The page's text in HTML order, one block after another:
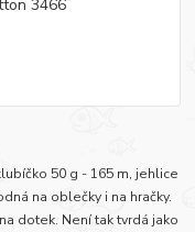
50 g - 165 m, jehlice
na oblečky i na hračky.
dotek. Není tak tvrdá jako